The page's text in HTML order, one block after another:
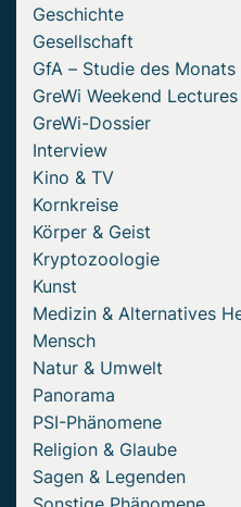
Geschichte
Gesellschaft
GfA – Studie des Monats
GreWi Weekend Lectures
GreWi-Dossier
Interview
Kino & TV
Kornkreise
Körper & Geist
Kryptozoologie
Kunst
Medizin & Alternatives
Mensch
Natur & Umwelt
Panorama
PSI-Phänomene
Religion & Glaube
Sagen & Legenden